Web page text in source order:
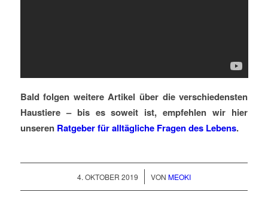
Bald folgen weitere Artikel über die verschiedensten
Haustiere – bis es soweit ist, empfehlen wir hier
unseren Ratgeber für alltägliche Fragen des Lebens.
4. OKTOBER 2019
/ VON MEOKI